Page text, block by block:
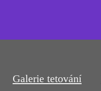
Galerie tetování